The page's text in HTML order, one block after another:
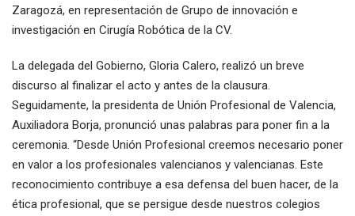
Zaragozá, en representación de Grupo de innovación e
investigación en Cirugía Robótica de la CV.
La delegada del Gobierno, Gloria Calero, realizó un breve
discurso al finalizar el acto y antes de la clausura.
Seguidamente, la presidenta de Unión Profesional de Valencia,
Auxiliadora Borja, pronunció unas palabras para poner fin a la
ceremonia. “Desde Unión Profesional creemos necesario poner
en valor a los profesionales valencianos y valencianas. Este
reconocimiento contribuye a esa defensa del buen hacer, de la
ética profesional, que se persigue desde nuestros colegios